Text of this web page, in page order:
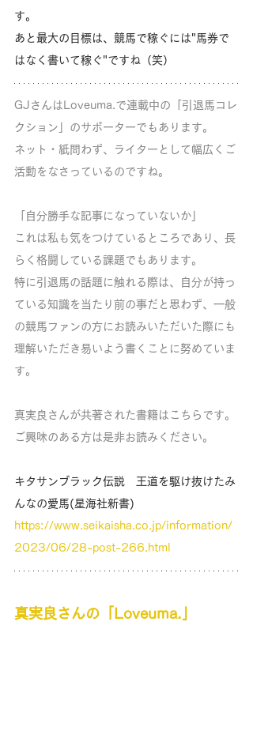
す。
あと最大の目標は、競馬で稼ぐには"馬券で
はなく書いて稼ぐ"ですね（笑）
GJさんはLoveuma.で連載中の「引退馬コレ
クション」のサポーターでもあります。
ネット・紙問わず、ライターとして幅広くご
活動をなさっているのですね。
「自分勝手な記事になっていないか」
これは私も気をつけているところであり、長
らく格闘している課題でもあります。
特に引退馬の話題に触れる際は、自分が持っ
ている知識を当たり前の事だと思わず、一般
の競馬ファンの方にお読みいただいた際にも
理解いただき易いよう書くことに努めていま
す。
真実良さんが共著された書籍はこちらです。
ご興味のある方は是非お読みください。
キタサンブラック伝説　王道を駆け抜けたみ
んなの愛馬(星海社新書)
https://www.seikaisha.co.jp/information/
2023/06/28-post-266.html
真実良さんの「Loveuma.」